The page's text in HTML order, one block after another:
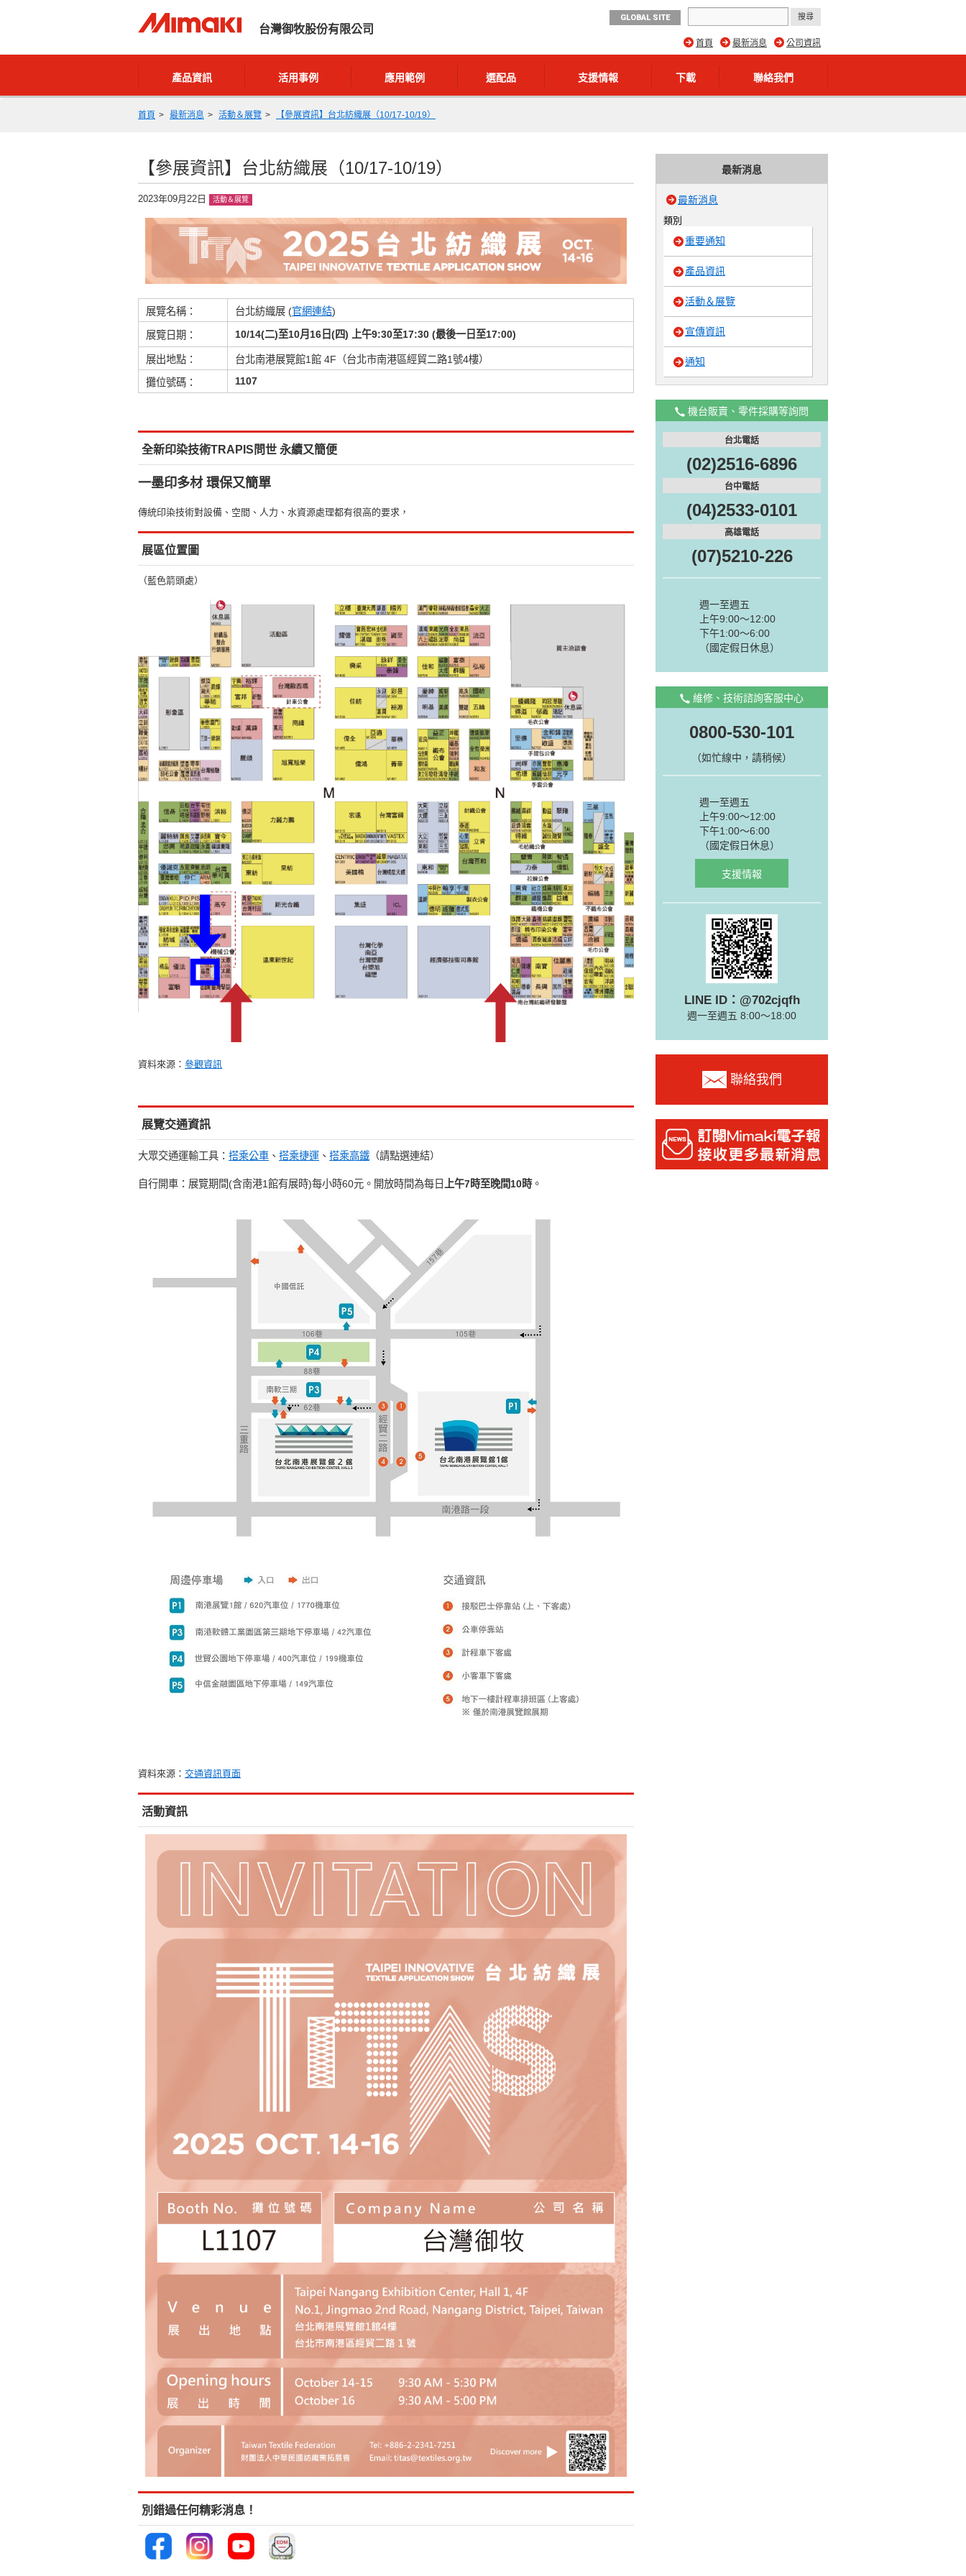
台灣御牧股份有限公司
GLOBAL SITE
公司資訊
最新消息
首頁
產品資訊 活用事例 應用範例 選配品 支援情報 下載 聯絡我們
首頁 最新消息 活動＆展覽 【參展資訊】台北紡織展（10/17-10/19）
【參展資訊】台北紡織展（10/17-10/19）
2023年09月22日 活動＆展覽
展覽名稱： 台北紡織展 (官網連結)
展覽日期： 10/14(二)至10月16日(四) 上午9:30至17:30 (最後一日至17:00)
展出地點：
台北南港展覽館1館 4F（台北市南港區經貿二路1號4樓）
攤位號碼：
1107
全新印染技術TRAPIS問世 永續又簡便
一墨印多材 環保又簡單
傳統印染技術對設備、空間、人力、水資源處理都有很高的要求，
展區位置圖
（藍色箭頭處）
資料來源： 參觀資訊
展覽交通資訊
大眾交通運輸工具： 搭乘公車 、 搭乘捷運 、 搭乘高鐵 （請點選連結）
自行開車：展覽期間(含南港1館有展時)每小時60元。開放時間為每日 上午7時至晚間10時。
資料來源： 交通資訊頁面
活動資訊
別錯過任何精彩消息！
最新消息
最新消息
類別
重要通知
產品資訊
活動＆展覽
宣傳資訊
通知
機台販賣、零件採購等詢問
台北電話
(02)2516-6896
台中電話
(04)2533-0101
高雄電話
(07)5210-226
週一至週五
上午9:00～12:00
下午1:00～6:00
（國定假日休息）
維修、技術諮詢客服中心
0800-530-101
（如忙線中，請稍候）
週一至週五
上午9:00～12:00
下午1:00～6:00
（國定假日休息）
支援情報
LINE ID：@702cjqfh
週一至週五 8:00～18:00
聯絡我們